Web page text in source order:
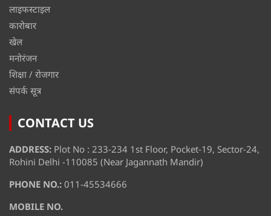
लाइफस्टाइल
कारोबार
खेल
मनोरंजन
शिक्षा / रोजगार
संपर्क सूत्र
CONTACT US
ADDRESS: Plot No : 233-234 1st Floor, Pocket-19, Sector-24,
Rohini Delhi -110085 (Near Jagannath Mandir)
PHONE NO.: 011-45534666
MOBILE NO.